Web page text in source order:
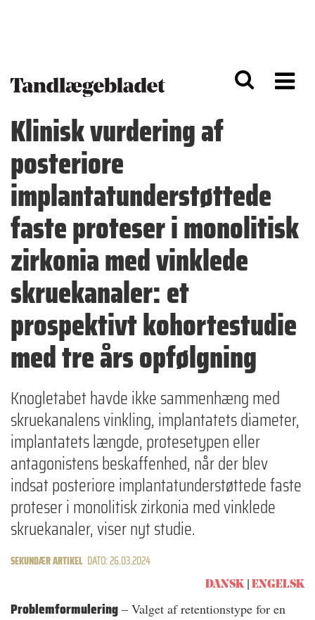
Klinisk vurdering af
posteriore
implantatunderstøttede
faste proteser i monolitisk
zirkonia med vinklede
skruekanaler: et
prospektivt kohortestudie
med tre års opfølgning
Knogletabet havde ikke sammenhæng med
skruekanalens vinkling, implantatets diameter,
implantatets længde, protesetypen eller
antagonistens beskaffenhed, når der blev
indsat posteriore implantatunderstøttede faste
proteser i monolitisk zirkonia med vinklede
skruekanaler, viser nyt studie.
SEKUNDÆR ARTIKEL DATO: 26.03.2024
DANSK ENGELSK
Problemformulering – Valget af retentionstype for en